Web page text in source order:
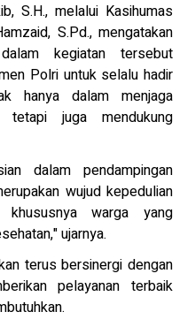
S.H., melalui Kasihumas
S.Pd., mengatakan
kegiatan tersebut
Polri untuk selalu hadir
hanya dalam menjaga
tetapi juga mendukung
dalam pendampingan
wujud kepedulian
khususnya warga yang
ujarnya.
terus bersinergi dengan
pelayanan terbaik